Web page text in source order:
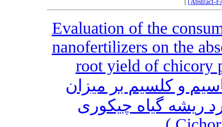
[Abstract-
Evaluation of the
nanofertilizers on the
root yield of chicory
و کلسیم بر میزان
ریشه گیاه چیکوری